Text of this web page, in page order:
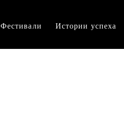
Фестивали Истории успеха